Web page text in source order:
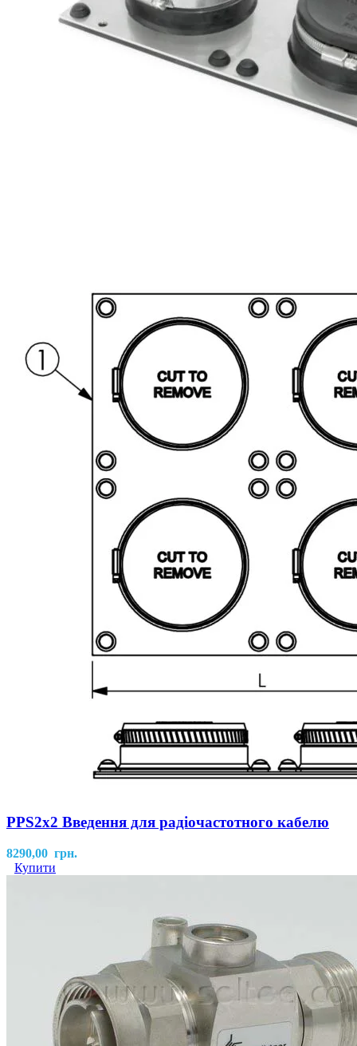
PPS2х2 Введення для радіочастотного кабелю
8290,00 грн.
Купити